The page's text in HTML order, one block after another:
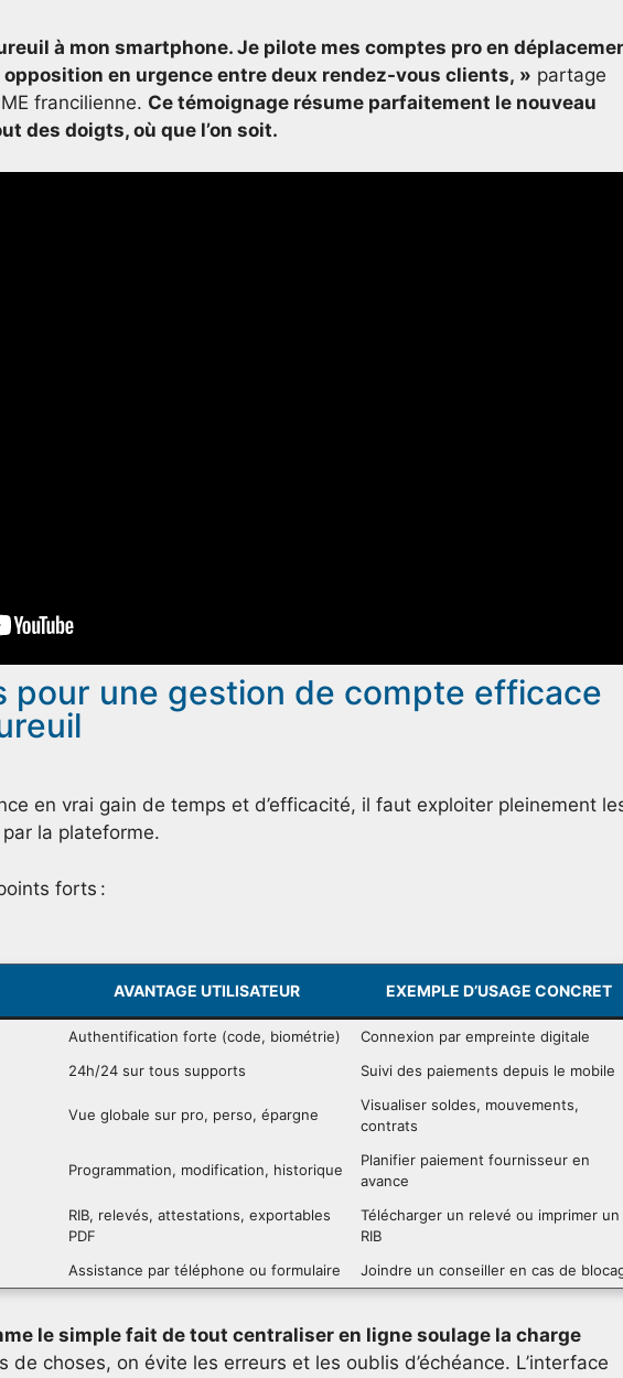
à mon smartphone. Je pilote mes comptes pro en
opposition en urgence entre deux rendez-vous clients, » partage
francilienne. Ce témoignage résume parfaitement le nouveau
des doigts, où que l’on soit.
pour une gestion de compte efficace
en vrai gain de temps et d’efficacité, il faut exploiter pleinement
la plateforme.
forts :
AVANTAGE UTILISATEUR EXEMPLE D’USAGE CONCRET
Authentification forte (code, biométrie)
Connexion par empreinte digitale
24h/24 sur tous supports Suivi des paiements depuis le mobile
Vue globale sur pro, perso, épargne
Visualiser soldes, mouvements,
contrats
Programmation, modification, historique
Planifier paiement fournisseur en
avance
RIB, relevés, attestations, exportables
PDF
Télécharger un relevé ou imprimer un
RIB
Assistance par téléphone ou formulaire Joindre un conseiller en cas de
le simple fait de tout centraliser en ligne soulage la charge
de choses, on évite les erreurs et les oublis d’échéance. L’interface